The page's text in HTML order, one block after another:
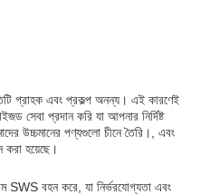
গ্রাহক এবং প্রকল্প অনন্য। এই কারণেই
সেবা প্রদান করি যা আপনার নির্দিষ্ট
উচ্চমানের পণ্যগুলো চীনে তৈরি।, এবং
করা হয়েছে।
SWS বহন করে, যা নির্ভরযোগ্যতা এবং